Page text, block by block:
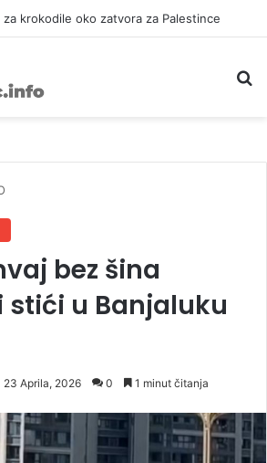
za krokodile oko zatvora za Palestince
bez šina
stići u Banjaluku
23 Aprila, 2026 0 1 minut čitanja